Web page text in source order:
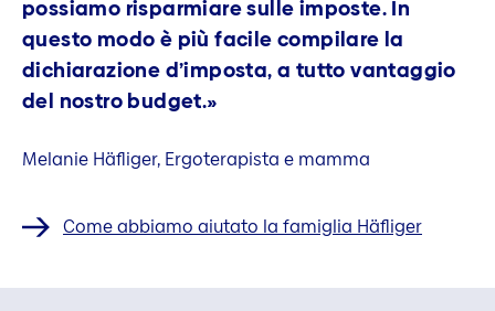
possiamo risparmiare sulle imposte. In
questo modo è più facile compilare la
dichiarazione d’imposta, a tutto vantaggio
del nostro budget.»
Melanie Häfliger, Ergoterapista e mamma
Come abbiamo aiutato la famiglia Häfliger